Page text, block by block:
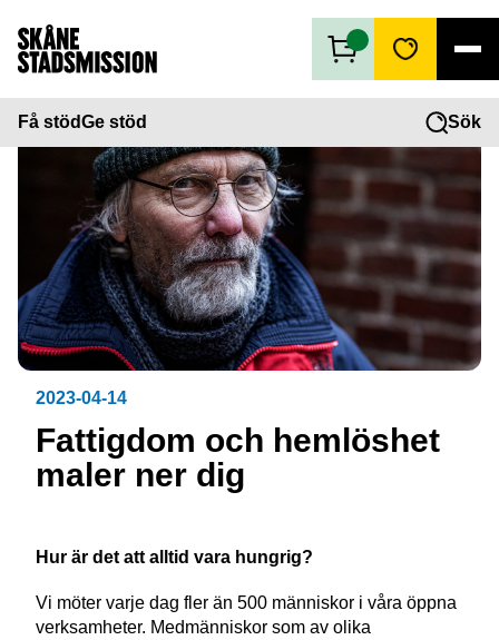
Få stödGe stöd Sök
Få stöd
Ge stöd
Vad vi gör
Second hand
Om oss
2023-04-14
Fattigdom och hemlöshet
maler ner dig
Hur är det att alltid vara hungrig?
Vi möter varje dag fler än 500 människor i våra öppna
verksamheter. Medmänniskor som av olika